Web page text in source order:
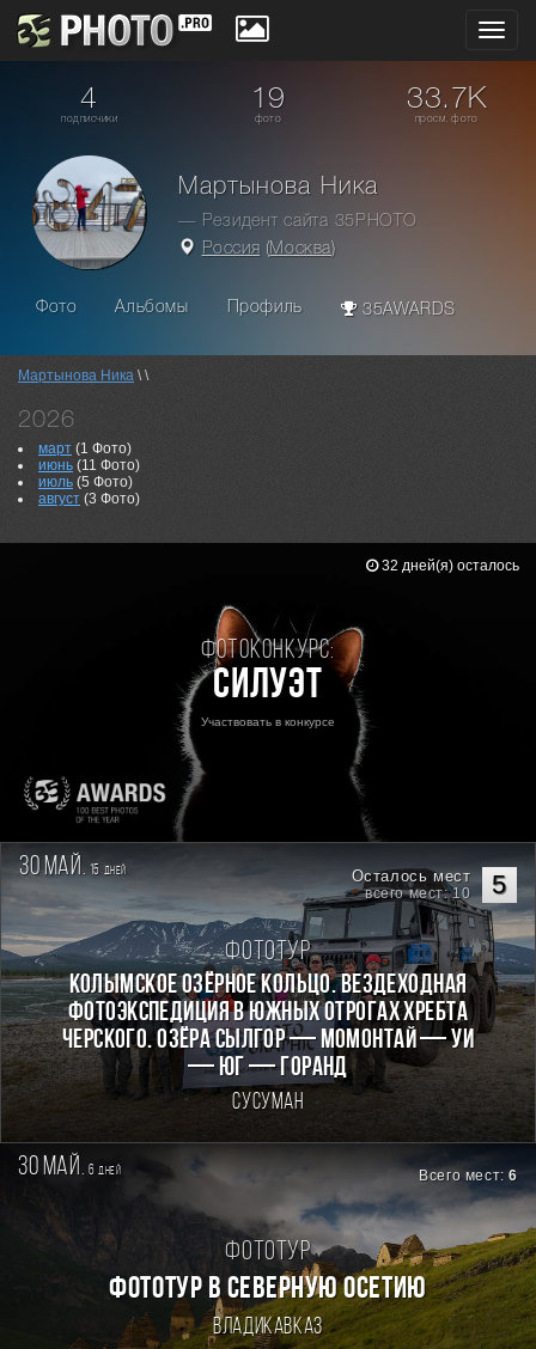
4
подписчики
19
фото
33.7K
просм. фото
Мартынова Ника
— Резидент сайта 35PHOTO
Россия (Москва)
Фото Альбомы Профиль 35AWARDS
Мартынова Ника \ \
2026
март (1 Фото)
июнь (11 Фото)
июль (5 Фото)
август (3 Фото)
Фотоконкурс:
Силуэт
Участвовать в конкурсе
32 дней(я) осталось
30 май. 15 дней 5
Осталось мест
всего мест: 10
Фототур
КОЛЫМСКОЕ ОЗЁРНОЕ КОЛЬЦО. Вездеходная
фотоэкспедиция в южных отрогах хребта
Черского. Озёра Сылгор — Момонтай — Уи
— Юг — Горанд
Сусуман
30 май. 6дней Всего мест:6
Фототур
ФОТОТУР В СЕВЕРНУЮ ОСЕТИЮ
Владикавказ